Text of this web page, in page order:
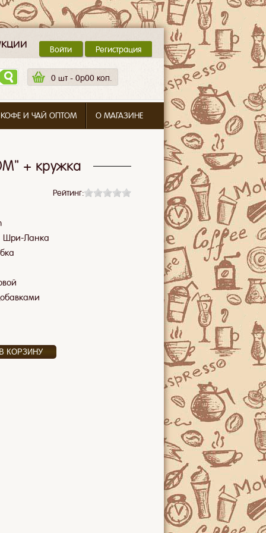
Войти Регистрация
0 шт - 0p00 коп.
И ЧАЙ ОПТОМ О МАГАЗИНЕ
+ кружка
Рейтинг:
Шри-Ланка